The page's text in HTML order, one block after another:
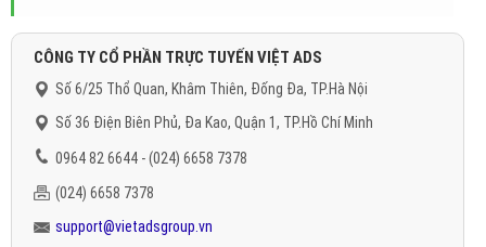
CÔNG TY CỔ PHẦN TRỰC TUYẾN VIỆT ADS
Số 6/25 Thổ Quan, Khâm Thiên, Đống Đa, TP.Hà Nội
Số 36 Điện Biên Phủ, Đa Kao, Quận 1, TP.Hồ Chí Minh
0964 82 6644 - (024) 6658 7378
(024) 6658 7378
support@vietadsgroup.vn